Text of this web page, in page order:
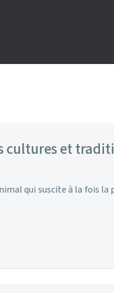
cultures et
qui suscite à la fois